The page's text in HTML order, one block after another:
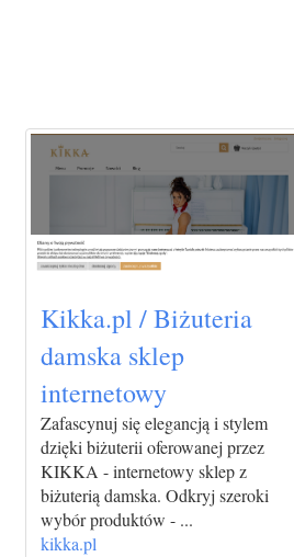
Kikka.pl / Biżuteria
damska sklep
internetowy
Zafascynuj się elegancją i stylem
dzięki biżuterii oferowanej przez
KIKKA - internetowy sklep z
biżuterią damska. Odkryj szeroki
wybór produktów - ...
kikka.pl